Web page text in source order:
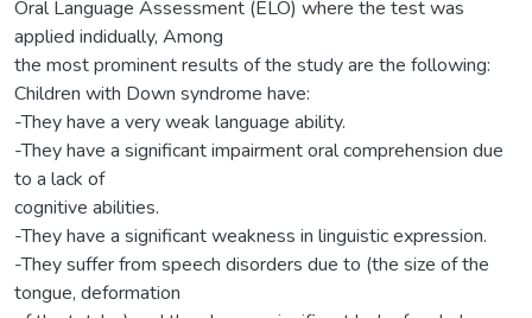
Oral Language Assessment (ELO) where the test was
applied indidually, Among
the most prominent results of the study are the following:
Children with Down syndrome have:
-They have a very weak language ability.
-They have a significant impairment oral comprehension due
to a lack of
cognitive abilities.
-They have a significant weakness in linguistic expression.
-They suffer from speech disorders due to (the size of the
tongue, deformation